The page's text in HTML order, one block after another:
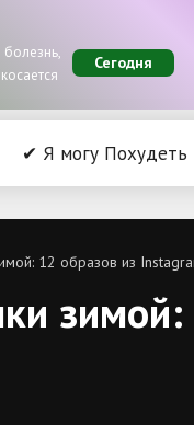
Сегодня
✔ Я могу Похудеть
12 образов из